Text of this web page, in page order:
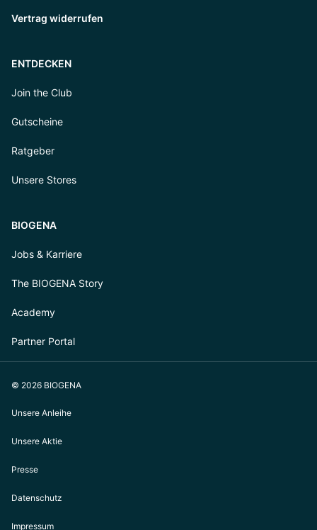
Vertrag widerrufen
ENTDECKEN
Join the Club
Gutscheine
Ratgeber
Unsere Stores
BIOGENA
Jobs & Karriere
The BIOGENA Story
Academy
Partner Portal
© 2026 BIOGENA
Unsere Anleihe
Unsere Aktie
Presse
Datenschutz
Impressum